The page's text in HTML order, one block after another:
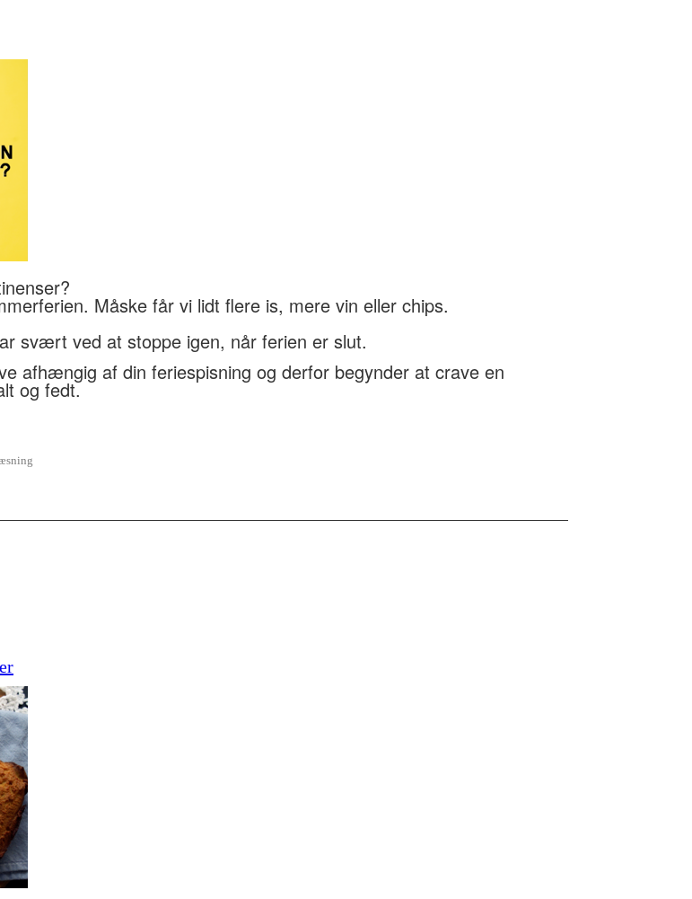
Måske får vi lidt flere is, mere vin eller chips.
svært ved at stoppe igen, når ferien er slut.
afhængig af din feriespisning og derfor begynder at crave en
og fedt.